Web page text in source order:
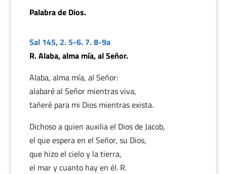
Palabra de Dios.
Sal 145, 2. 5-6. 7. 8-9a
R. Alaba, alma mía, al Señor.
Alaba, alma mía, al Señor:
alabaré al Señor mientras viva,
tañeré para mi Dios mientras exista.
Dichoso a quien auxilia el Dios de Jacob,
el que espera en el Señor, su Dios,
que hizo el cielo y la tierra,
el mar y cuanto hay en él. R.